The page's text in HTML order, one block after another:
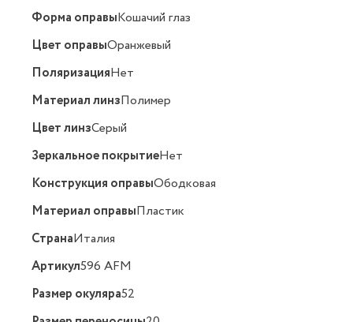
Форма оправыКошачий глаз
Цвет оправыОранжевый
ПоляризацияНет
Материал линзПолимер
Цвет линзСерый
Зеркальное покрытиеНет
Конструкция оправыОбодковая
Материал оправыПластик
СтранаИталия
Артикул596 AFM
Размер окуляра52